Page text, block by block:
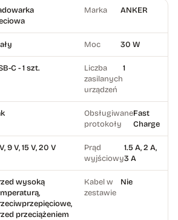
Marka ANKER
Moc 30 W
C - 1 szt.
Liczba
zasilanych
urządzeń
1
Obsługiwane
protokoły
Fast
Charge
9 V, 15 V, 20 V
Prąd
wyjściowy
1.5 A, 2 A,
3 A
wysoką
przeciążeniem
Kabel w
zestawie
Nie